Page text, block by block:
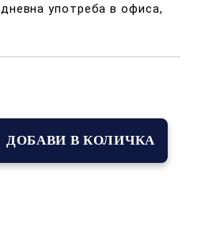
употреба в офиса,